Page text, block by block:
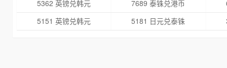
5362 英镑兑韩元
7689 泰铢兑港币
5151 英镑兑韩元
5181 日元兑泰铢